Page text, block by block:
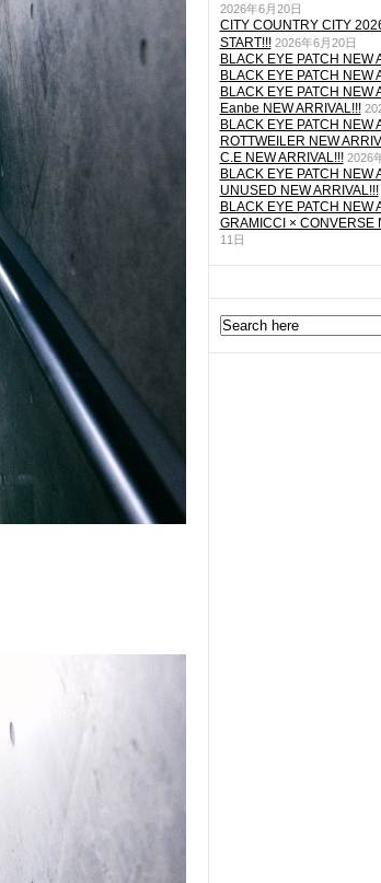
2026年6月20日
CITY COUNTRY CITY
START!!! 2026年6月20日
BLACK EYE PATCH NEW
BLACK EYE PATCH NEW
BLACK EYE PATCH NEW
Eanbe NEW ARRIVAL!!!
BLACK EYE PATCH NEW
ROTTWEILER NEW
C.E NEW ARRIVAL!!! 2026
BLACK EYE PATCH NEW
UNUSED NEW ARRIVAL!!!
BLACK EYE PATCH NEW
GRAMICCI × CONVERSE
11日